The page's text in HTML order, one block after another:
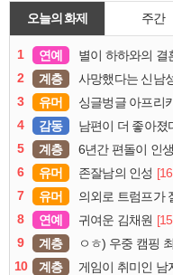
오늘의 화제 주간
1 연예 별이 하하와의 결
2
계층 사망했다는 신남
3
유머 싱글벙글 아프리
4
감동 남편이 더 좋아졌
5
계층 6년간 편돌이 인
6
유머 존잘남의 인성
7
유머 의외로 트럼프가
8
연예 귀여운 김채원
9
계층 ㅇㅎ) 우중 캠핑
10
계층 게임이 취미인 남